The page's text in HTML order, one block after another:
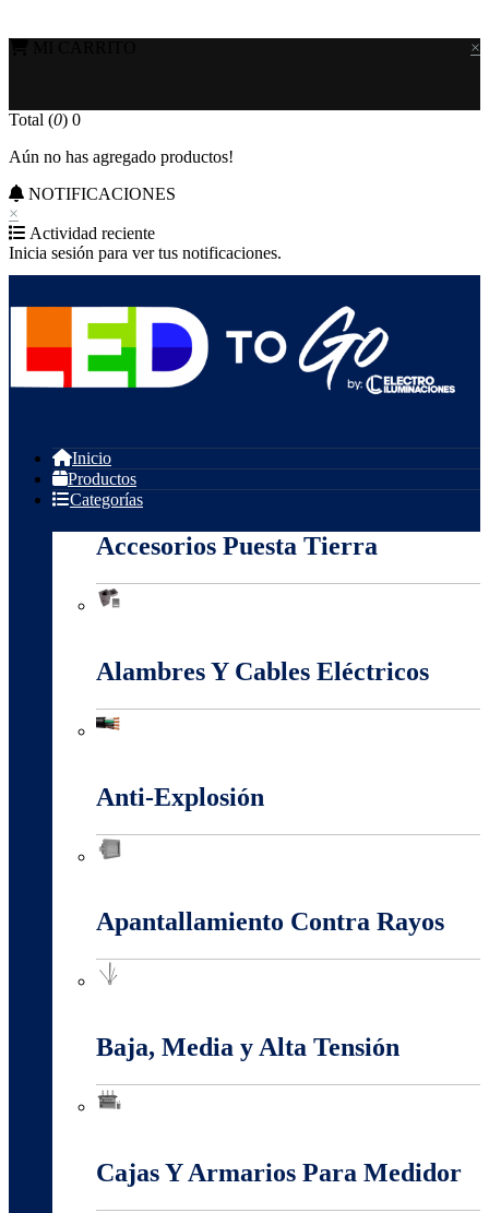
×
Total (0) 0
Aún no has agregado productos!
NOTIFICACIONES
×
Actividad reciente
Inicia sesión para ver tus notificaciones.
Inicio
Productos
Categorías
Accesorios Puesta Tierra
Alambres Y Cables Eléctricos
Anti-Explosión
Apantallamiento Contra Rayos
Baja, Media y Alta Tensión
Cajas Y Armarios Para Medidor